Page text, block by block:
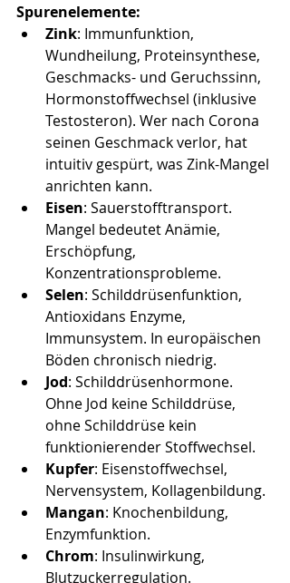
Spurenelemente:
Zink: Immunfunktion,
Wundheilung, Proteinsynthese,
Geschmacks- und Geruchssinn,
Hormonstoffwechsel (inklusive
Testosteron). Wer nach Corona
seinen Geschmack verlor, hat
intuitiv gespürt, was Zink-Mangel
anrichten kann.
Eisen: Sauerstofftransport.
Mangel bedeutet Anämie,
Erschöpfung,
Konzentrationsprobleme.
Selen: Schilddrüsenfunktion,
Antioxidans Enzyme,
Immunsystem. In europäischen
Böden chronisch niedrig.
Jod: Schilddrüsenhormone.
Ohne Jod keine Schilddrüse,
ohne Schilddrüse kein
funktionierender Stoffwechsel.
Kupfer: Eisenstoffwechsel,
Nervensystem, Kollagenbildung.
Mangan: Knochenbildung,
Enzymfunktion.
Chrom: Insulinwirkung,
Blutzuckerregulation.